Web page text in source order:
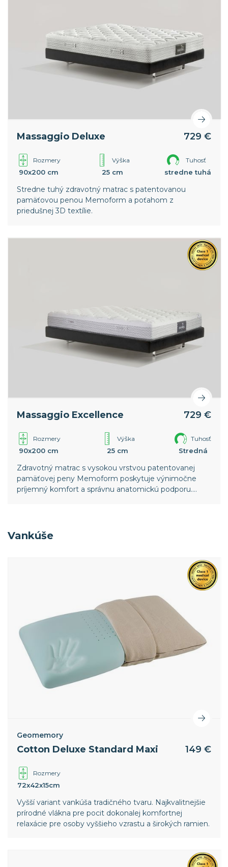
Massaggio Deluxe 729 €
Rozmery
90x200 cm
Výška
25 cm
Tuhosť
stredne tuhá
Stredne tuhý zdravotný matrac s patentovanou
pamäťovou penou Memoform a poťahom z
priedušnej 3D textílie.
Massaggio Excellence 729 €
Rozmery
90x200 cm
Výška
25 cm
Tuhosť
Stredná
Zdravotný matrac s vysokou vrstvou patentovanej
pamäťovej peny Memoform poskytuje výnimočne
príjemný komfort a správnu anatomickú podporu.
Vankúše
Geomemory
Cotton Deluxe Standard Maxi 149 €
Rozmery
72x42x15cm
Vyšší variant vankúša tradičného tvaru. Najkvalitnejšie
prírodné vlákna pre pocit dokonalej komfortnej
relaxácie pre osoby vyššieho vzrastu a širokých ramien.